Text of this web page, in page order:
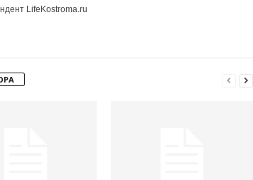
LifeKostroma.ru